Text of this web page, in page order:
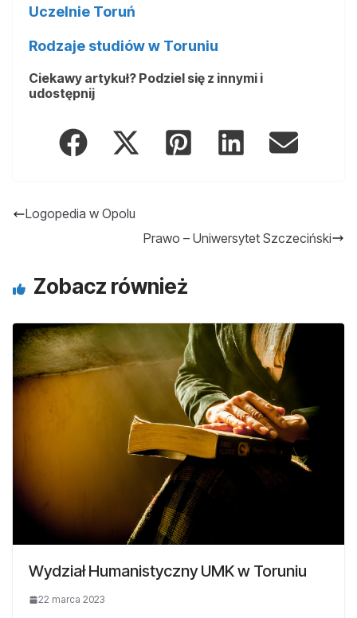
Uczelnie Toruń
Rodzaje studiów w Toruniu
Ciekawy artykuł? Podziel się z innymi i
udostępnij
Logopedia w Opolu
Prawo – Uniwersytet Szczeciński
Zobacz również
Wydział Humanistyczny UMK w Toruniu
22 marca 2023